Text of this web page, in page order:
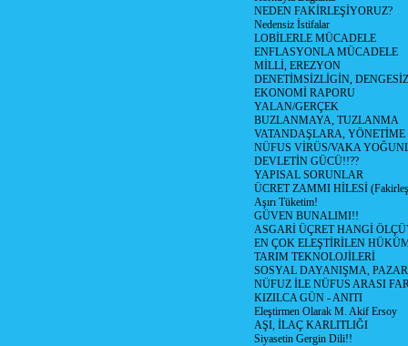
NEDEN FAKİRLEŞİYORUZ?
Nedensiz İstifalar
LOBİLERLE MÜCADELE
ENFLASYONLA MÜCADELE
MİLLİ, EREZYON
DENETİMSİZLİGİN,
EKONOMİ RAPORU
YALAN/GERÇEK
BUZLANMAYA, TUZLANMA
VATANDAŞLARA,
NÜFUS VİRÜS/VAKA
DEVLETİN GÜCÜ!!??
YAPISAL SORUNLAR
ÜCRET ZAMMI HİLESİ
Aşırı Tüketim!
GÜVEN BUNALIMI!!
ASGARİ ÜÇRET HANGİ
EN ÇOK ELEŞTİRİLEN
TARIM TEKNOLOJİLERİ
SOSYAL DAYANIŞMA,
NÜFUZ İLE NÜFUS ARASI
KIZILCA GÜN - ANITI
Eleştirmen Olarak M. Akif Ersoy
AŞI, İLAÇ KARLITLIĞI
Siyasetin Gergin Dili!!